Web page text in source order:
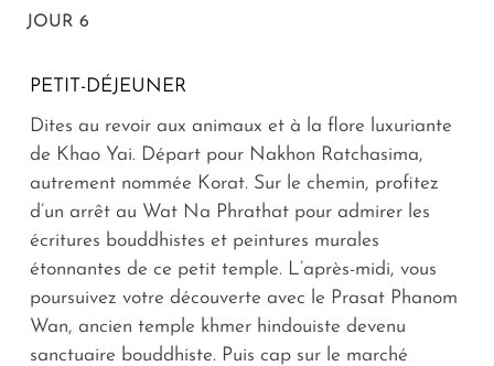
JOUR 6
PETIT-DÉJEUNER
Dites au revoir aux animaux et à la flore luxuriante
de Khao Yai. Départ pour Nakhon Ratchasima,
autrement nommée Korat. Sur le chemin, profitez
d’un arrêt au Wat Na Phrathat pour admirer les
écritures bouddhistes et peintures murales
étonnantes de ce petit temple. L’après-midi, vous
poursuivez votre découverte avec le Prasat Phanom
Wan, ancien temple khmer hindouiste devenu
sanctuaire bouddhiste. Puis cap sur le marché